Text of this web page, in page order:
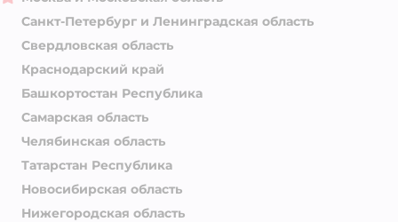
Санкт-Петербург и Ленинградская область
Свердловская область
Краснодарский край
Башкортостан Республика
Самарская область
Челябинская область
Татарстан Республика
Новосибирская область
Нижегородская область